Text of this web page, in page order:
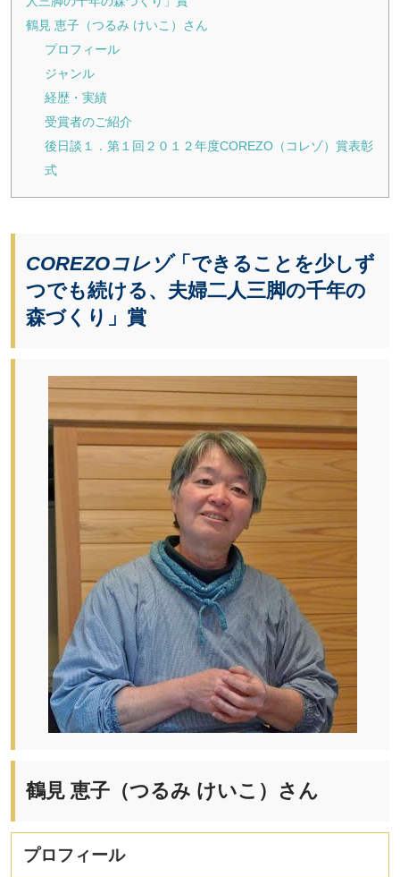
鶴見 恵子（つるみ けいこ）さん
プロフィール
ジャンル
経歴・実績
受賞者のご紹介
後日談１．第１回２０１２年度COREZO（コレゾ）賞表彰
式
COREZOコレゾ「できることを少しず
つでも続ける、夫婦二人三脚の千年の
森づくり」賞
鶴見 恵子（つるみ けいこ）さん
プロフィール